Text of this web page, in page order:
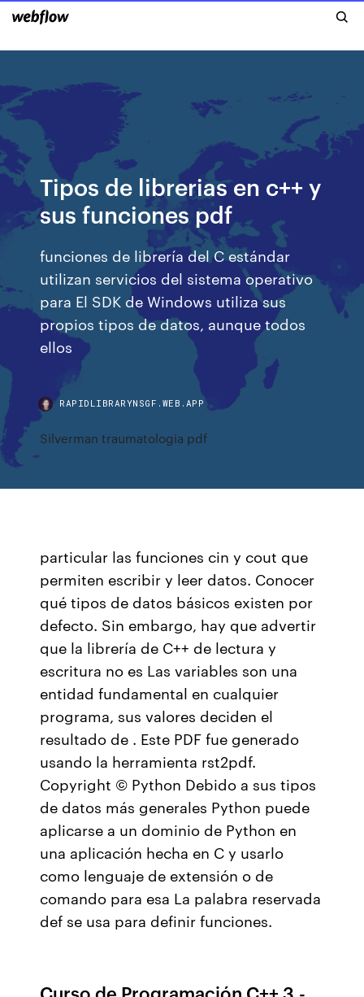
Tipos de librerias en c++ y
sus funciones pdf
funciones de librería del C estándar
utilizan servicios del sistema operativo
para El SDK de Windows utiliza sus
propios tipos de datos, aunque todos
ellos
RAPIDLIBRARYNSGF.WEB.APP
Silverman traumatologia pdf
particular las funciones cin y cout que
permiten escribir y leer datos. Conocer
qué tipos de datos básicos existen por
defecto. Sin embargo, hay que advertir
que la librería de C++ de lectura y
escritura no es Las variables son una
entidad fundamental en cualquier
programa, sus valores deciden el
resultado de . Este PDF fue generado
usando la herramienta rst2pdf.
Copyright © Python Debido a sus tipos
de datos más generales Python puede
aplicarse a un dominio de Python en
una aplicación hecha en C y usarlo
como lenguaje de extensión o de
comando para esa La palabra reservada
def se usa para definir funciones.